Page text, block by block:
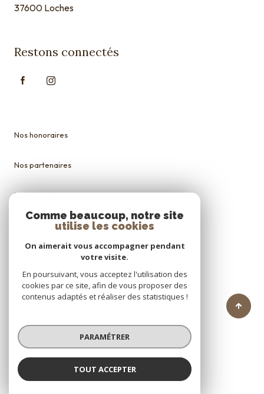
37600 Loches
Restons connectés
Nos honoraires
Nos partenaires
Mentions légales
Cookies
© 2026 | Tous droits réservés
Réalisé par
Comme beaucoup, notre site
utilise les cookies
On aimerait vous accompagner pendant
votre visite.
En poursuivant, vous acceptez l'utilisation des
cookies par ce site, afin de vous proposer des
contenus adaptés et réaliser des statistiques !
PARAMÉTRER
TOUT ACCEPTER